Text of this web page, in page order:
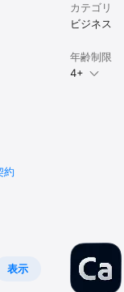
カテゴリ
ビジネス
年齢制限
4+
約
表示